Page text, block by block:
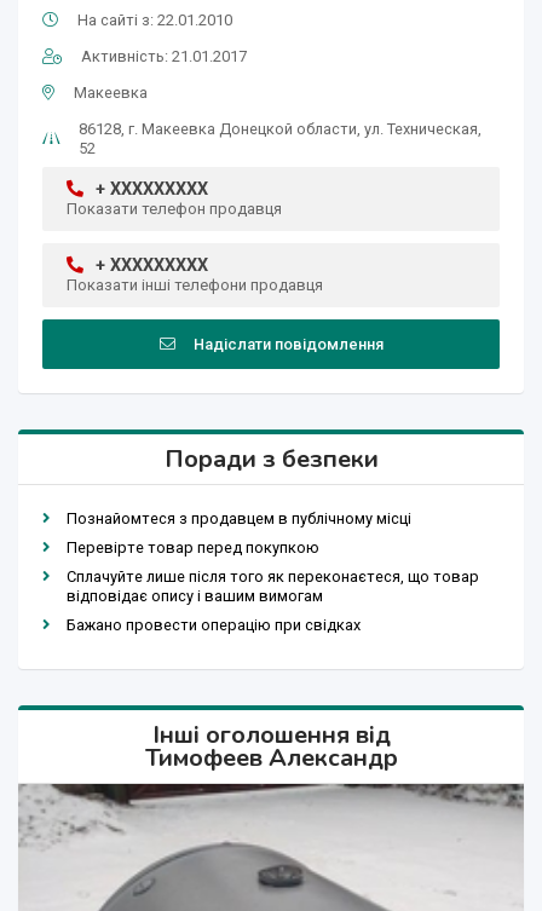
На сайті з: 22.01.2010
Активність: 21.01.2017
Макеевка
86128, г. Макеевка Донецкой области, ул. Техническая,
52
+ XXXXXXXXX
Показати телефон продавця
+ XXXXXXXXX
Показати інші телефони продавця
Надіслати повідомлення
Поради з безпеки
Познайомтеся з продавцем в публічному місці
Перевірте товар перед покупкою
Сплачуйте лише після того як переконаєтеся, що товар
відповідає опису і вашим вимогам
Бажано провести операцію при свідках
Інші оголошення від
Тимофеев Александр